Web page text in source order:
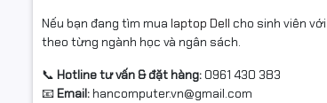
Nếu bạn đang tìm mua laptop Dell cho sinh viên
theo từng ngành học và ngân sách.
📞 Hotline tư vấn & đặt hàng:0961 430 383
📧Email:hancomputer.vn@gmail.com